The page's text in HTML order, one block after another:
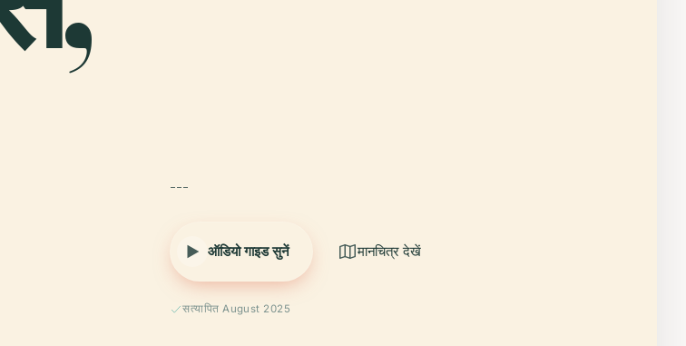
---
ऑडियो गाइड सुनें मानचित्र देखें
सत्यापित August 2025